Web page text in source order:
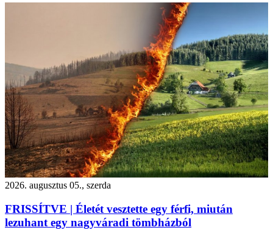
2026. augusztus 05., szerda
FRISSÍTVE | Életét vesztette egy férfi, miután
lezuhant egy nagyváradi tömbházból